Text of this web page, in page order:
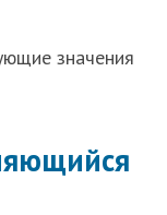
значения